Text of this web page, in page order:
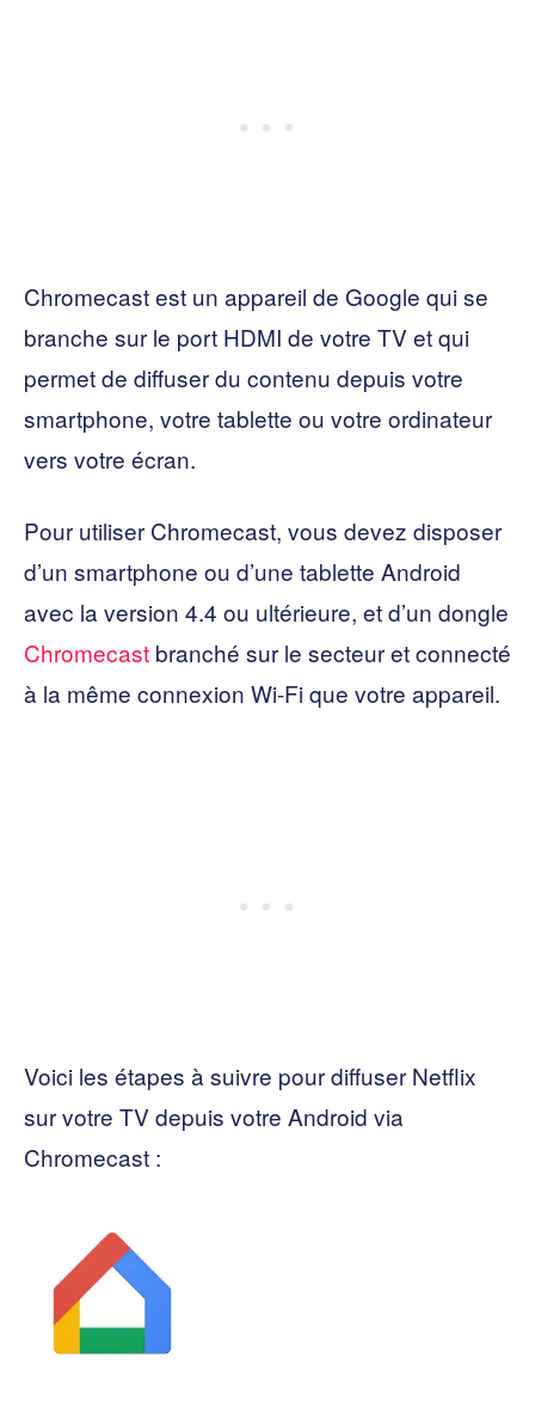
Chromecast est un appareil de Google qui se
branche sur le port HDMI de votre TV et qui
permet de diffuser du contenu depuis votre
smartphone, votre tablette ou votre ordinateur
vers votre écran.
Pour utiliser Chromecast, vous devez disposer
d’un smartphone ou d’une tablette Android
avec la version 4.4 ou ultérieure, et d’un dongle
Chromecast branché sur le secteur et connecté
à la même connexion Wi-Fi que votre appareil.
Voici les étapes à suivre pour diffuser Netflix
sur votre TV depuis votre Android via
Chromecast :